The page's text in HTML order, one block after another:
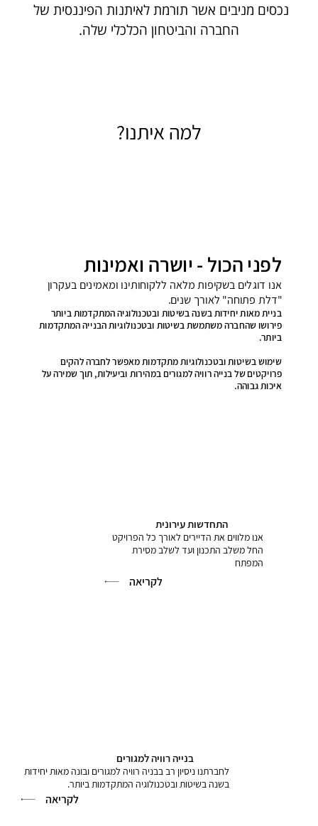
אנו מלווים את הדיירים לאורך כל הפרויקט
החל משלב התכנון ועד לשלב מסירת
המפתח
התחדשות עירונית
לקריאה
לחברתנו ניסיון רב בבניה רוויה למגורים ובונה מאות יחידות
בשנה בשיטות ובטכנולוגיה המתקדמות ביותר.
בנייה רוויה למגורים
לקריאה
נכסים מניבים אשר תורמת לאיתנות הפיננסית של
החברה והביטחון הכלכלי שלה.
למה איתנו?
לפני הכול - יושרה ואמינות
אנו דוגלים בשקיפות מלאה ללקוחותינו ומאמינים בעקרון
"דלת פתוחה" לאורך שנים.
בניית מאות יחידות בשנה בשיטות ובטכנולוגיה המתקדמות ביותר
פירושו שהחברה משתמשת בשיטות ובטכנולוגיות הבנייה המתקדמות
ביותר.
שימוש בשיטות ובטכנולוגיות מתקדמות מאפשר לחברה להקים
פרויקטים של בנייה רוויה למגורים במהירות וביעילות, תוך שמירה על
איכות גבוהה.